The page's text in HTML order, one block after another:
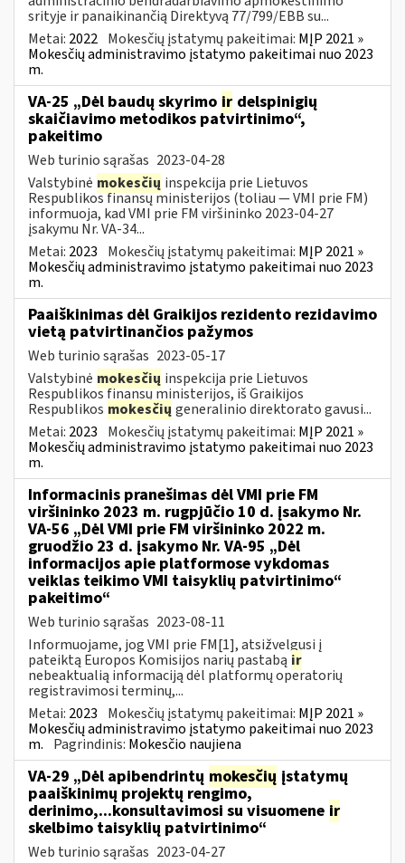
srityje ir panaikinančią Direktyvą 77/799/EBB su...
Metai: 2022 Mokesčių įstatymų pakeitimai: MĮP 2021 »
Mokesčių administravimo įstatymo pakeitimai nuo 2023
m.
VA-25 „Dėl baudų skyrimo ir delspinigių
skaičiavimo metodikos patvirtinimo“,
pakeitimo
Web turinio sąrašas 2023-04-28
Valstybinė mokesčių inspekcija prie Lietuvos
Respublikos finansų ministerijos (toliau ― VMI prie FM)
informuoja, kad VMI prie FM viršininko 2023-04-27
įsakymu Nr. VA-34...
Metai: 2023 Mokesčių įstatymų pakeitimai: MĮP 2021 »
Mokesčių administravimo įstatymo pakeitimai nuo 2023
m.
Paaiškinimas dėl Graikijos rezidento rezidavimo
vietą patvirtinančios pažymos
Web turinio sąrašas 2023-05-17
Valstybinė mokesčių inspekcija prie Lietuvos
Respublikos finansų ministerijos, iš Graikijos
Respublikos mokesčių generalinio direktorato gavusi...
Metai: 2023 Mokesčių įstatymų pakeitimai: MĮP 2021 »
Mokesčių administravimo įstatymo pakeitimai nuo 2023
m.
Informacinis pranešimas dėl VMI prie FM
viršininko 2023 m. rugpjūčio 10 d. įsakymo Nr.
VA-56 „Dėl VMI prie FM viršininko 2022 m.
gruodžio 23 d. įsakymo Nr. VA-95 „Dėl
informacijos apie platformose vykdomas
veiklas teikimo VMI taisyklių patvirtinimo“
pakeitimo“
Web turinio sąrašas 2023-08-11
Informuojame, jog VMI prie FM[1], atsižvelgusi į
pateiktą Europos Komisijos narių pastabą ir
nebeaktualią informaciją dėl platformų operatorių
registravimosi terminų,...
Metai: 2023 Mokesčių įstatymų pakeitimai: MĮP 2021 »
Mokesčių administravimo įstatymo pakeitimai nuo 2023
m. Pagrindinis: Mokesčio naujiena
VA-29 „Dėl apibendrintų mokesčių įstatymų
paaiškinimų projektų rengimo,
derinimo,...konsultavimosi su visuomene ir
skelbimo taisyklių patvirtinimo“
Web turinio sąrašas 2023-04-27